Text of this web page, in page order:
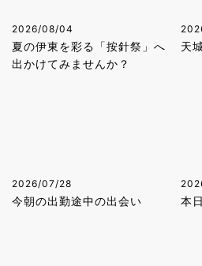
2026/08/04
夏の伊東を彩る「按針祭」へ
出かけてみませんか？
天
2026/07/28
今朝の出勤途中の出会い 本